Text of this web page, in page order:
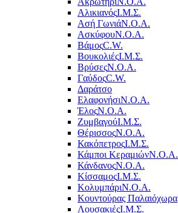
ΑλικιανόςΙ.Μ.Σ.
Ασή ΓωνιάΝ.Ο.Α.
ΑσκύφουΝ.Ο.Α.
ΒάμοςC.W.
ΒουκολιέςΙ.Μ.Σ.
ΒρύσεςΝ.Ο.Α.
ΓαύδοςC.W.
Δαράτσο
ΕλαφονήσιΝ.Ο.Α.
ΈλοςΝ.Ο.Α.
ΖυμβαγούΙ.Μ.Σ.
ΘέρισσοςΝ.Ο.Α.
ΚακόπετροςΙ.Μ.Σ.
Κάμποι ΚεραμιώνΝ.Ο.Α.
ΚάνδανοςΝ.Ο.Α.
ΚίσσαμοςΙ.Μ.Σ.
ΚολυμπάριΝ.Ο.Α.
Κουντούρας Παλαιόχωρα
ΛουσακιέςΙ.Μ.Σ.